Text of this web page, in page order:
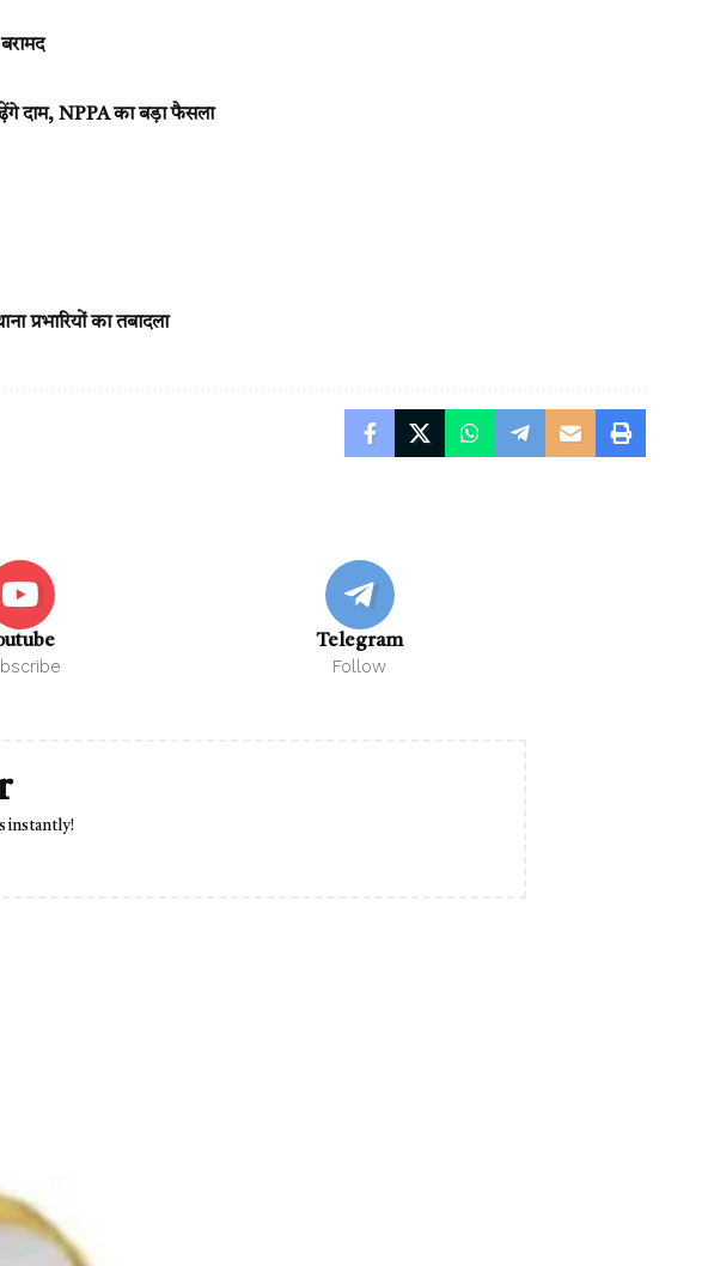
दाम, NPPA का बड़ा फैसला
प्रभारियों का तबादला
Telegram
Follow
instantly!